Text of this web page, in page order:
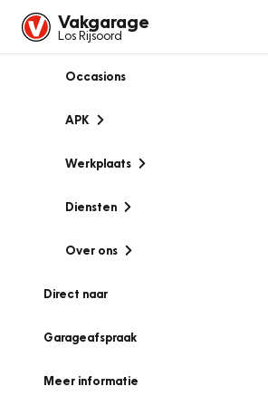
Vakgarage
Los Rijsoord
Occasions
APK
Werkplaats
Diensten
Over ons
Direct naar
Garageafspraak
Meer informatie